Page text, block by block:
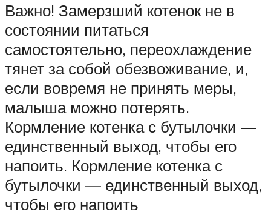
Важно! Замерзший котенок не в
состоянии питаться
самостоятельно, переохлаждение
тянет за собой обезвоживание, и,
если вовремя не принять меры,
малыша можно потерять.
Кормление котенка с бутылочки —
единственный выход, чтобы его
напоить. Кормление котенка с
бутылочки — единственный выход,
чтобы его напоить